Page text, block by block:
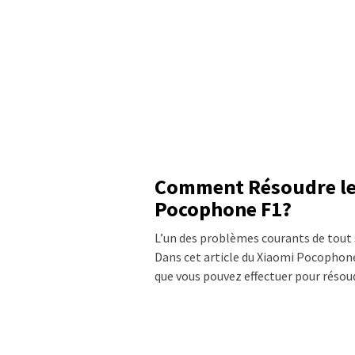
Comment Résoudre
Pocophone F1?
L’un des problèmes courants de
Dans cet article du Xiaomi
que vous pouvez effectuer pour